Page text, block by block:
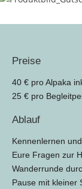
Preise
40 € pro Alpaka
25 € pro
Ablauf
Kennenlernen
Eure Fragen zur
Wanderrunde
Pause mit kleiner